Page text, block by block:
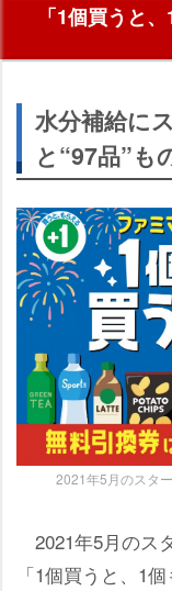
「1個買うと
水分補給に
と“97品”も
2021年5月のスタ
2021年5月のス
「1個買うと、1